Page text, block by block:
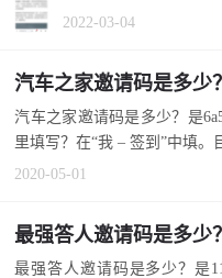
手机返回键...
2022-03-04
汽车之家邀请码是多少？是
里填写？在“我 – 签到”中填
2020-05-01
最强答人邀请码是多少
最强答人邀请码是多少？是